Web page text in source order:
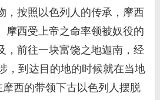
，按照以色列人的传承，摩西
摩西受上帝之命率领被奴役的
，前往一块富饶之地迦南，经
，到达目的地的时候就在当地
西的带领下古以色列人摆脱